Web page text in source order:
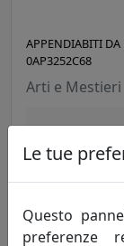
APPENDIABITI DA
0AP3252C68
Arti e Mestieri
Le tue
Questo
preferenze